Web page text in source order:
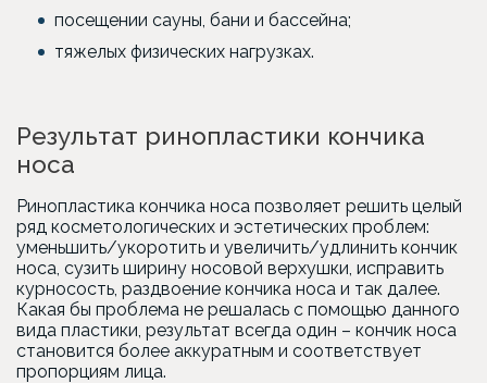
посещении сауны, бани и бассейна;
тяжелых физических нагрузках.
Результат ринопластики кончика
носа
Ринопластика кончика носа позволяет решить целый
ряд косметологических и эстетических проблем:
уменьшить/укоротить и увеличить/удлинить кончик
носа, сузить ширину носовой верхушки, исправить
курносость, раздвоение кончика носа и так далее.
Какая бы проблема не решалась с помощью данного
вида пластики, результат всегда один – кончик носа
становится более аккуратным и соответствует
пропорциям лица.